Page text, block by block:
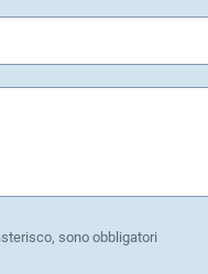
sono obbligatori